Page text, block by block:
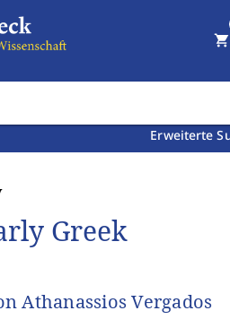
Erweiterte
shopping_cart
Greek
Athanassios Vergados